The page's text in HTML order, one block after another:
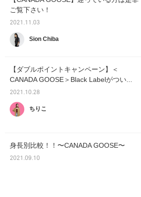
ご覧下さい！
2021.11.03
Sion Chiba
【ダブルポイントキャンペーン】＜
CANADA GOOSE＞Black Labelがつい...
2021.10.28
ちりこ
身長別比較！！〜CANADA GOOSE〜
2021.09.10